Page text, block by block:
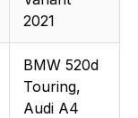
2021
BMW 520d
Touring,
Audi A4